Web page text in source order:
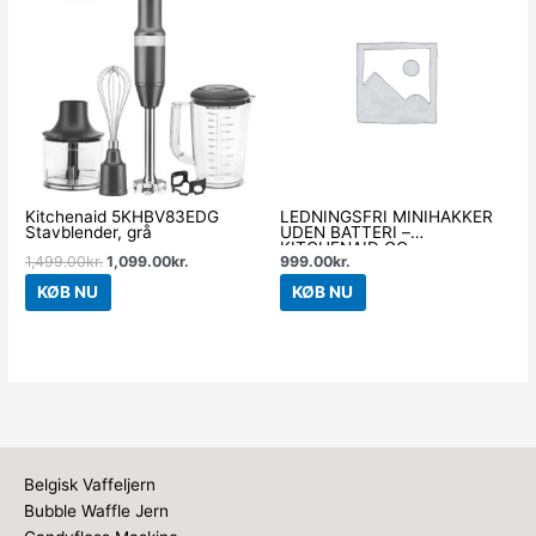
Kitchenaid 5KHBV83EDG
Stavblender, grå
1,499.00kr.
1,499.00kr..
1,099.00kr.
KØB NU
LEDNINGSFRI MINIHAKKER
UDEN BATTERI –
KITCHENAID GO
999.00kr.
KØB NU
Belgisk Vaffeljern
Bubble Waffle Jern